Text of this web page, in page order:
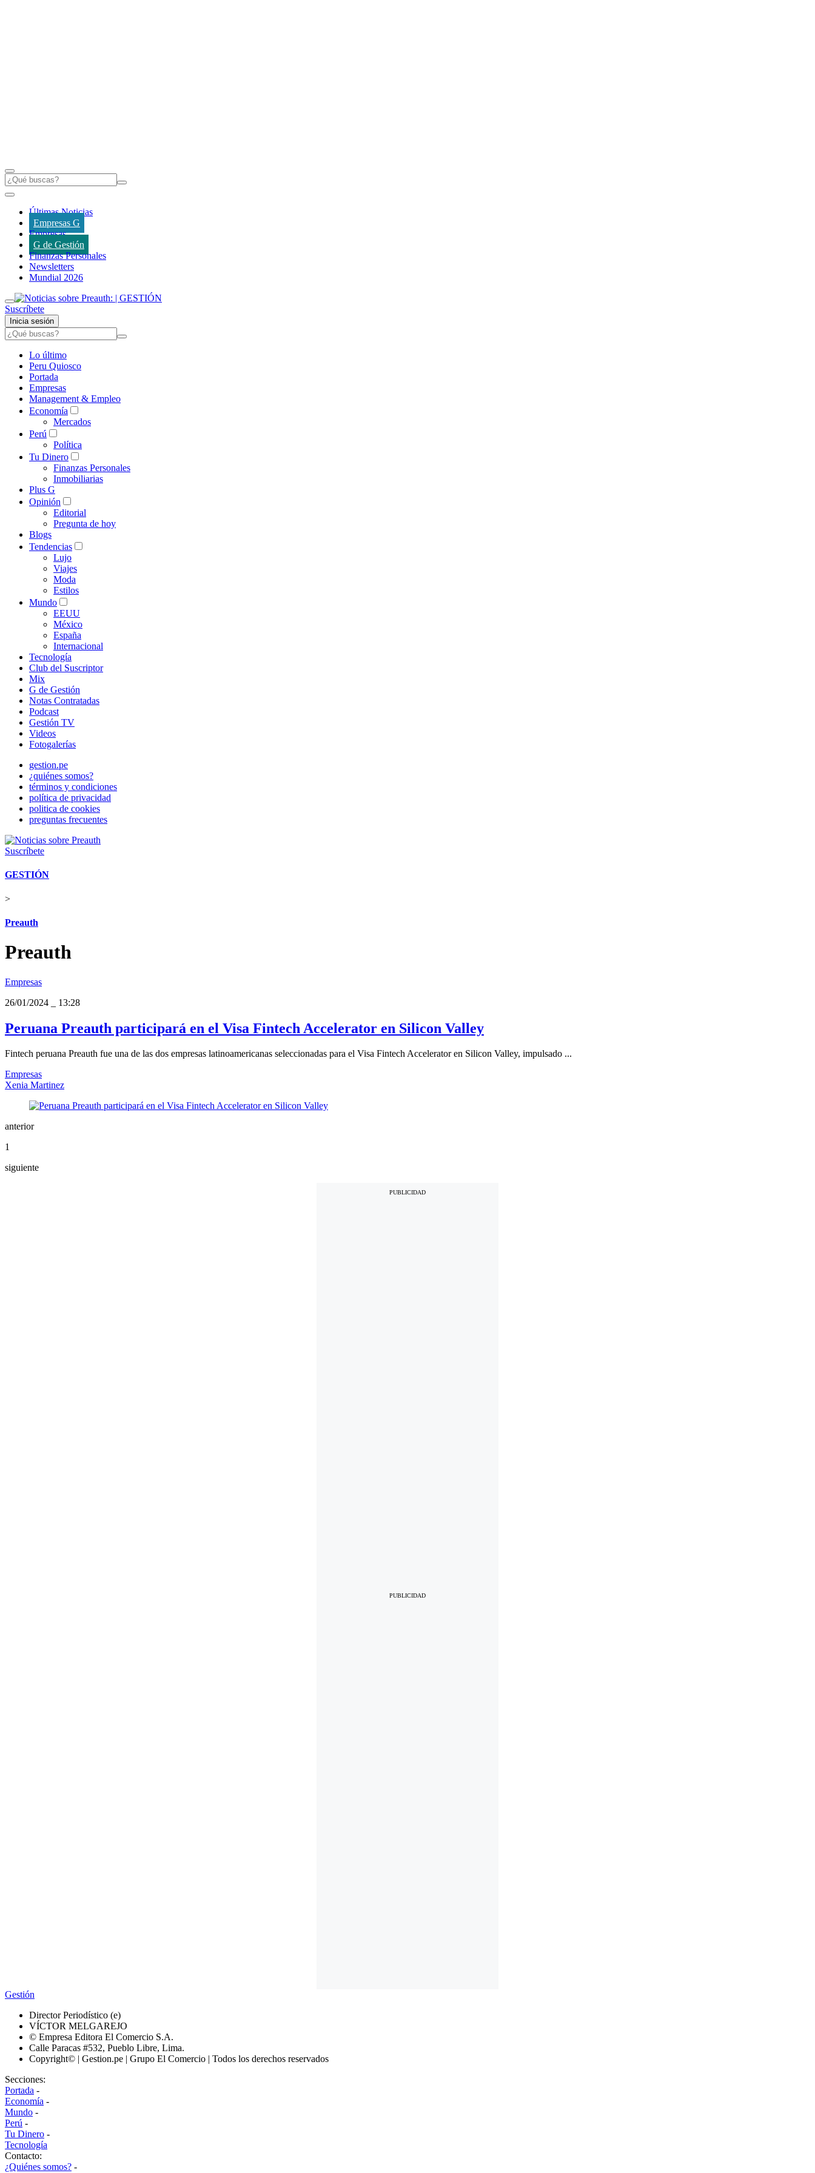
Últimas Noticias
Empresas G
Empresas
G de Gestión
Finanzas Personales
Newsletters
Mundial 2026
Suscríbete
Inicia sesión
Lo último
Peru Quiosco
Portada
Empresas
Management & Empleo
Economía
Mercados
Perú
Política
Tu Dinero
Finanzas Personales
Inmobiliarias
Plus G
Opinión
Editorial
Pregunta de hoy
Blogs
Tendencias
Lujo
Viajes
Moda
Estilos
Mundo
EEUU
México
España
Internacional
Tecnología
Club del Suscriptor
Mix
G de Gestión
Notas Contratadas
Podcast
Gestión TV
Videos
Fotogalerías
gestion.pe
¿quiénes somos?
términos y condiciones
política de privacidad
politica de cookies
preguntas frecuentes
Suscríbete
GESTIÓN
>
Preauth
Preauth
Empresas
26/01/2024
13:28
Peruana Preauth participará en el Visa Fintech Accelerator en Silicon Valley
Fintech peruana Preauth fue una de las dos empresas latinoamericanas seleccionadas para el Visa Fintech Accelerator en Silicon Valley, impulsado ...
Empresas
Xenia Martinez
anterior
1
siguiente
Gestión
Director Periodístico (e)
VÍCTOR MELGAREJO
© Empresa Editora El Comercio S.A.
Calle Paracas #532, Pueblo Libre, Lima.
Copyright© | Gestion.pe | Grupo El Comercio | Todos los derechos reservados
Secciones:
Portada -
Economía -
Mundo -
Perú -
Tu Dinero -
Tecnología
Contacto:
¿Quiénes somos? -